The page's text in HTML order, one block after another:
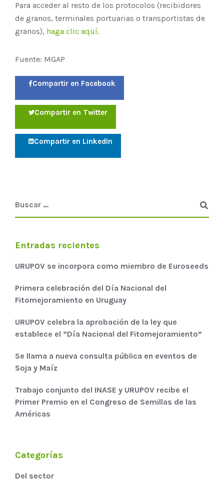
Para acceder al resto de los protocolos (recibidores
de granos, terminales portuarias o transportistas de
granos), haga clic aquí.
Fuente: MGAP
Compartir en Facebook
Compartir en Twitter
Compartir en LinkedIn
Entradas recientes
URUPOV se incorpora como miembro de Euroseeds
Primera celebración del Día Nacional del
Fitomejoramiento en Uruguay
URUPOV celebra la aprobación de la ley que
establece el “Día Nacional del Fitomejoramiento”
Se llama a nueva consulta pública en eventos de
Soja y Maíz
Trabajo conjunto del INASE y URUPOV recibe el
Primer Premio en el Congreso de Semillas de las
Américas
Categorías
Del sector